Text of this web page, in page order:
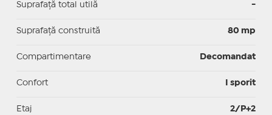
Suprafaţă total utilă -
Suprafaţă construită 80 mp
Compartimentare Decomandat
Confort I sporit
Etaj 2/P+2